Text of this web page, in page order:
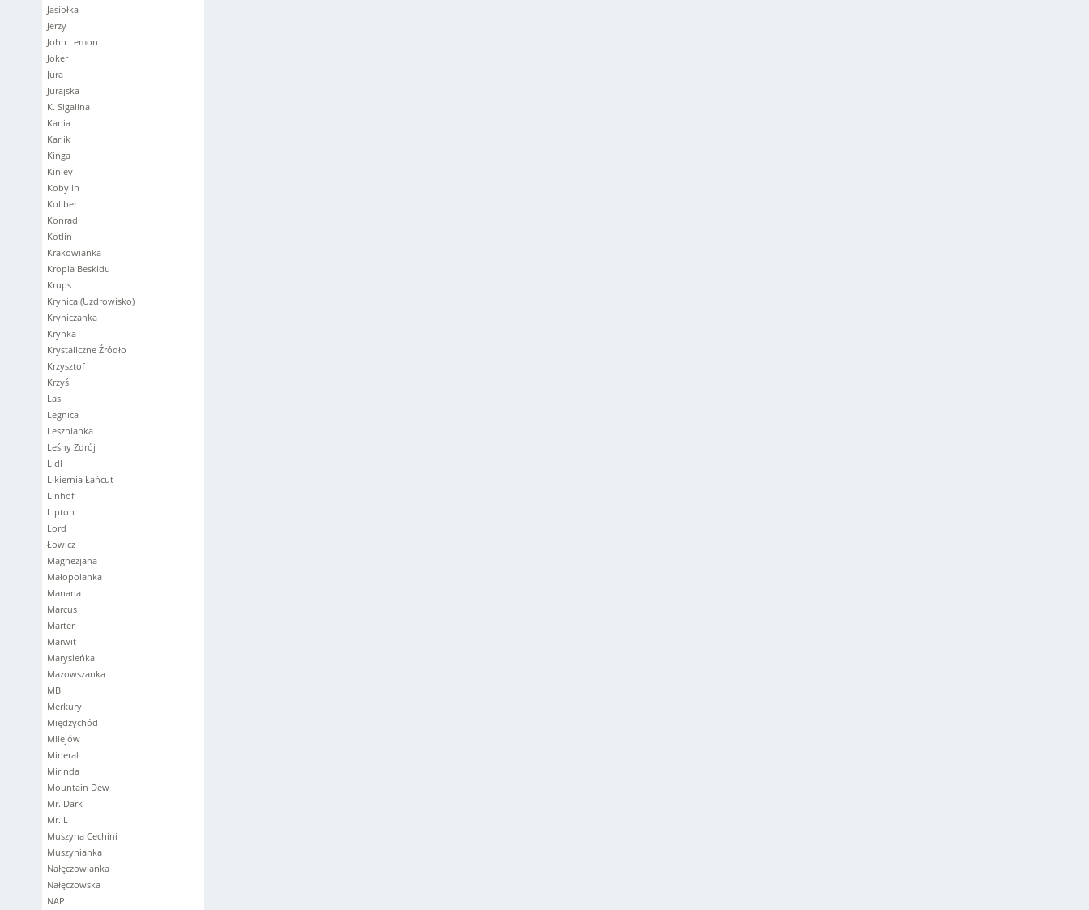
Jasiołka
Jerzy
John Lemon
Joker
Jura
Jurajska
K. Sigalina
Kania
Karlik
Kinga
Kinley
Kobylin
Koliber
Konrad
Kotlin
Krakowianka
Kropla Beskidu
Krups
Krynica (Uzdrowisko)
Kryniczanka
Krynka
Krystaliczne Źródło
Krzysztof
Krzyś
Las
Legnica
Lesznianka
Leśny Zdrój
Lidl
Likiernia Łańcut
Linhof
Lipton
Lord
Łowicz
Magnezjana
Małopolanka
Manana
Marcus
Marter
Marwit
Marysieńka
Mazowszanka
MB
Merkury
Międzychód
Milejów
Mineral
Mirinda
Mountain Dew
Mr. Dark
Mr. L
Muszyna Cechini
Muszynianka
Nałęczowianka
Nałęczowska
NAP